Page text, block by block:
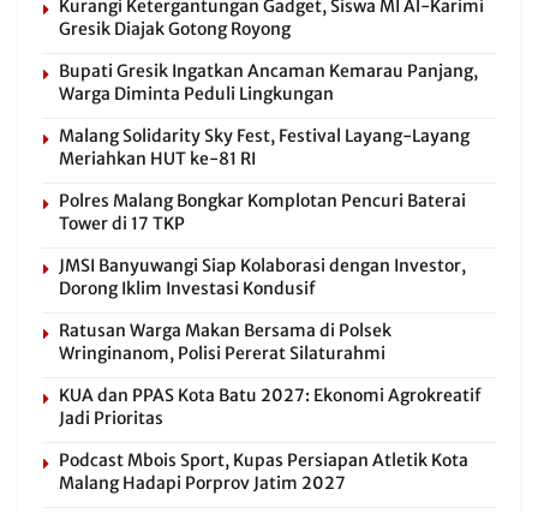
Kurangi Ketergantungan Gadget, Siswa MI Al-Karimi
Gresik Diajak Gotong Royong
Bupati Gresik Ingatkan Ancaman Kemarau Panjang,
Warga Diminta Peduli Lingkungan
Malang Solidarity Sky Fest, Festival Layang-Layang
Meriahkan HUT ke-81 RI
Polres Malang Bongkar Komplotan Pencuri Baterai
Tower di 17 TKP
JMSI Banyuwangi Siap Kolaborasi dengan Investor,
Dorong Iklim Investasi Kondusif
Ratusan Warga Makan Bersama di Polsek
Wringinanom, Polisi Pererat Silaturahmi
KUA dan PPAS Kota Batu 2027: Ekonomi Agrokreatif
Jadi Prioritas
Podcast Mbois Sport, Kupas Persiapan Atletik Kota
Malang Hadapi Porprov Jatim 2027